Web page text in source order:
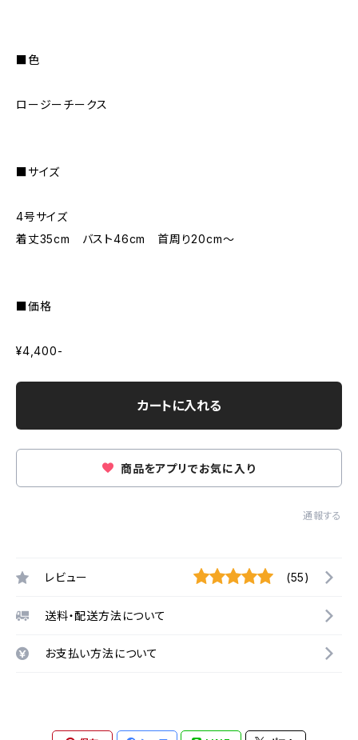
■色
ロージーチークス
■サイズ
4号サイズ
着丈35cm バスト46cm 首周り20cm〜
■価格
¥4,400-
カートに入れる
商品をアプリでお気に入り
通報する
レビュー (55)
送料・配送方法について
お支払い方法について